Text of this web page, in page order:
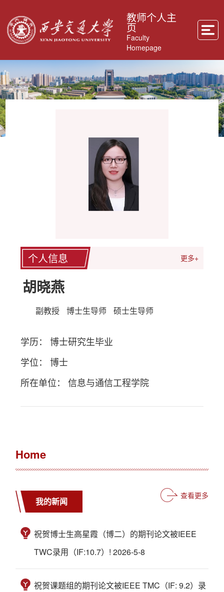
教师个人主
页
Faculty
Homepage
个人信息 更多+
胡晓燕
副教授 博士生导师 硕士生导师
学历： 博士研究生毕业
学位： 博士
所在单位： 信息与通信工程学院
Home
我的新闻
查看更多
祝贺博士生高星霞（博二）的期刊论文被IEEE
TWC录用（IF:10.7）! 2026-5-8
祝贺课题组的期刊论文被IEEE TMC（IF: 9.2）录